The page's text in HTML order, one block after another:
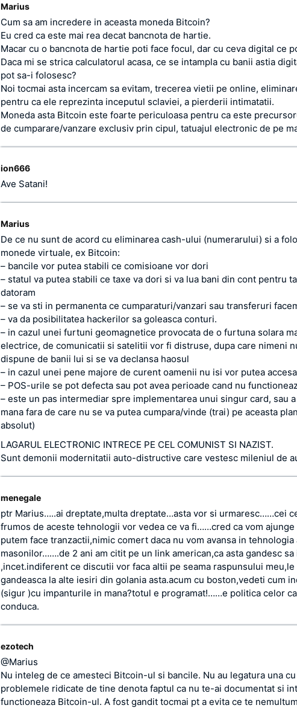
Marius
Cum sa am incredere in aceasta moneda Bitcoin?
Eu cred ca este mai rea decat bancnota de hartie.
Macar cu o bancnota de hartie poti face focul, dar cu ceva digital ce
Daca mi se strica calculatorul acasa, ce se intampla cu banii astia
pot sa-i folosesc?
Noi tocmai asta incercam sa evitam, trecerea vietii pe online,
pentru ca ele reprezinta inceputul sclaviei, a pierderii intimatatii.
Moneda asta Bitcoin este foarte periculoasa pentru ca este
de cumparare/vanzare exclusiv prin cipul, tatuajul electronic de pe
ion666
Ave Satani!
Marius
De ce nu sunt de acord cu eliminarea cash-ului (numerarului) si a
monede virtuale, ex Bitcoin:
– bancile vor putea stabili ce comisioane vor dori
– statul va putea stabili ce taxe va dori si va lua bani din cont pentru
datoram
– se va sti in permanenta ce cumparaturi/vanzari sau transferuri
– va da posibilitatea hackerilor sa goleasca conturi.
– in cazul unei furtuni geomagnetice provocata de o furtuna solara
electrice, de comunicatii si satelitii vor fi distruse, dupa care nimeni
dispune de banii lui si se va declansa haosul
– in cazul unei pene majore de curent oamenii nu isi vor putea
– POS-urile se pot defecta sau pot avea perioade cand nu
– este un pas intermediar spre implementarea unui singur card, sau
mana fara de care nu se va putea cumpara/vinde (trai) pe aceasta
absolut)
LAGARUL ELECTRONIC INTRECE PE CEL COMUNIST SI NAZIST.
Sunt demonii modernitatii auto-distructive care vestesc mileniul de
menegale
ptr Marius…..ai dreptate,multa dreptate…asta vor si urmaresc……cei
frumos de aceste tehnologii vor vedea ce va fi……cred ca vom ajunge
putem face tranzactii,nimic comert daca nu vom avansa in
masonilor…….de 2 ani am citit pe un link american,ca asta gandesc
,incet.indiferent ce discutii vor faca altii pe seama raspunsului meu,le
gandeasca la alte iesiri din golania asta.acum cu boston,vedeti cum
(sigur )cu impanturile in mana?totul e programat!……e politica celor
conduca.
ezotech
@Marius
Nu inteleg de ce amesteci Bitcoin-ul si bancile. Nu au legatura una
problemele ridicate de tine denota faptul ca nu te-ai documentat si
functioneaza Bitcoin-ul. A fost gandit tocmai pt a evita ce te